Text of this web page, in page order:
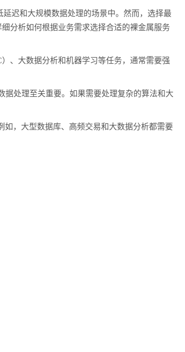
迟和大规模数据处理的场景中。然而，选择最
分析如何根据业务需求选择合适的裸金属服务
、大数据分析和机器学习等任务，通常需要强
处理至关重要。如果需要处理复杂的算法和大
，大型数据库、高频交易和大数据分析都需要